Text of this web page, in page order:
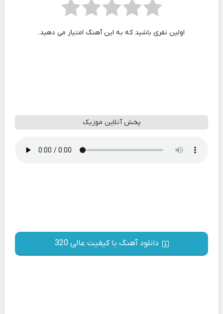
اولین نفری باشید که به این آهنگ امتیاز می دهید.
پخش آنلاین موزیک
دانلود آهنگ با کیفیت عالی 320